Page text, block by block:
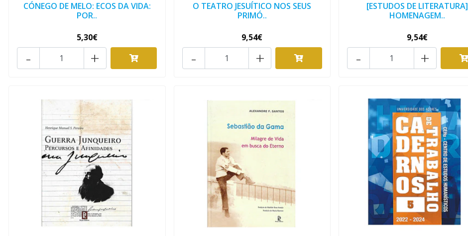
CÓNEGO DE MELO: ECOS DA VIDA:
POR..
5,30€
+
-
O TEATRO JESUÍTICO NOS SEUS
PRIMÓ..
9,54€
+
-
[ESTUDOS DE LITERATURA]
HOMENAGEM..
9,54€
+
-